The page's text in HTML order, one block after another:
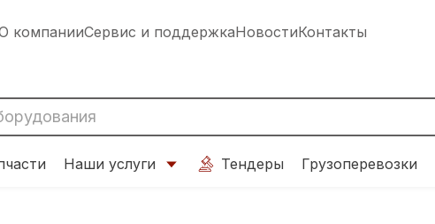
компанииСервис и поддержкаНовостиКонтакты
Наши услуги Тендеры Грузоперевозки